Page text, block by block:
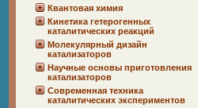
Квантовая химия
Кинетика гетерогенных
каталитических реакций
Молекулярный дизайн
катализаторов
Научные основы приготовления
катализаторов
Современная техника
каталитических экспериментов